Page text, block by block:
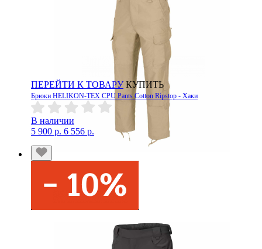
ПЕРЕЙТИ К ТОВАРУ КУПИТЬ
Брюки HELIKON-TEX CPU Pants Cotton Ripstop - Хаки
В наличии
5 900 р. 6 556 р.